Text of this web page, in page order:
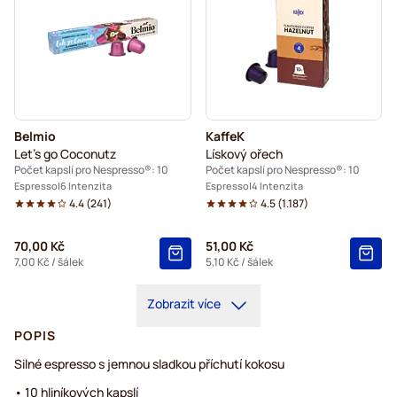
Belmio
Let's go Coconutz
Počet kapslí pro Nespresso®: 10
Espresso 6 Intenzita
4.4(241)
70,00 Kč
7,00 Kč / šálek
KaffeK
Lískový ořech
Počet kapslí pro Nespresso®: 10
Espresso 4 Intenzita
4.5(1.187)
51,00 Kč
5,10 Kč / šálek
Zobrazit více
POPIS
Silné espresso s jemnou sladkou příchutí kokosu
• 10 hliníkových kapslí